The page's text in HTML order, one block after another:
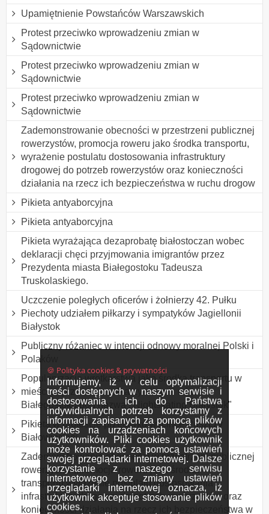
🍪 Polityka cookies & prywatności
Informujemy, iż w celu optymalizacji
treści dostępnych w naszym serwisie i
dostosowania ich do Państwa
indywidualnych potrzeb korzystamy z
informacji zapisanych za pomocą plików
cookies na urządzeniach końcowych
użytkowników. Pliki cookies użytkownik
może kontrolować za pomocą ustawień
swojej przeglądarki internetowej. Dalsze
korzystanie z naszego serwisu
internetowego bez zmiany ustawień
przeglądarki internetowej oznacza, iż
użytkownik akceptuje stosowanie plików
cookies.
Upamiętnienie Powstańców Warszawskich
Protest przeciwko wprowadzeniu zmian w
Sądownictwie
Protest przeciwko wprowadzeniu zmian w
Sądownictwie
Protest przeciwko wprowadzeniu zmian w
Sądownictwie
Zademonstrowanie obecności w przestrzeni publicznej
rowerzystów, promocja roweru jako środka transportu,
wyrażenie postulatu dostosowania infrastruktury
drogowej do potrzeb rowerzystów oraz konieczności
działania na rzecz ich bezpieczeństwa w ruchu drogow
Pikieta antyaborcyjna
Pikieta antyaborcyjna
Pikieta wyrażająca dezaprobatę białostoczan wobec
deklaracji chęci przyjmowania imigrantów przez
Prezydenta miasta Białegostoku Tadeusza
Truskolaskiego.
Uczczenie poległych oficerów i żołnierzy 42. Pułku
Piechoty udziałem piłkarzy i sympatyków Jagiellonii
Białystok
Publiczny różaniec w intencji odnowy moralnej Polski i
Polaków
Popularyzacja wrotkarstwa jako środka transportu w
mieście - przemarsz rolkarzy ulicami miasta
Białegostoku pod nazwą ,,Nightskating Białystok"
Pikieta w proteście przeciwko wycince Puszczy
Białowieskiej.
Zademonstrowanie obecności w przestrzeni publicznej
rowerzystów,promocja roweru jako środka
transportu,wyrażenie postulatu dostosowania
infrastruktury drogowej do potrzeb rowerzystów oraz
konieczności działania na rzecz ich bezpieczeństwa w